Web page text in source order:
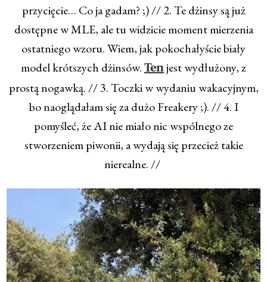
przycięcie… Co ja gadam? ;) // 2. Te dżinsy są już
dostępne w MLE, ale tu widzicie moment mierzenia
ostatniego wzoru. Wiem, jak pokochałyście biały
model krótszych dżinsów. Ten jest wydłużony, z
prostą nogawką. // 3. Toczki w wydaniu wakacyjnym,
bo naoglądałam się za dużo Freakery ;). // 4. I
pomyśleć, że AI nie miało nic wspólnego ze
stworzeniem piwonii, a wydają się przecież takie
nierealne. //